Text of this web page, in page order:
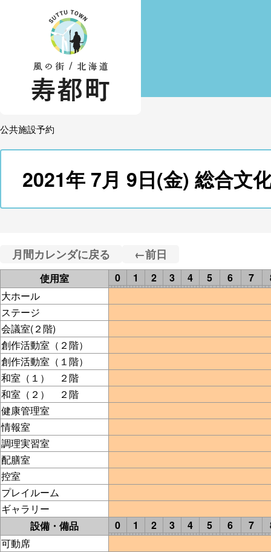
公共施設予約
2021年 7月 9日(金) 総合文
月間カレンダに戻る ←前日
使用室 0 1 2 3 4 5 6 7
大ホール
ステージ
会議室(２階)
創作活動室（２階）
創作活動室（１階）
和室（１） ２階
和室（２） ２階
健康管理室
情報室
調理実習室
配膳室
控室
プレイルーム
ギャラリー
設備・備品
0 1 2 3 4 5 6 7
可動席